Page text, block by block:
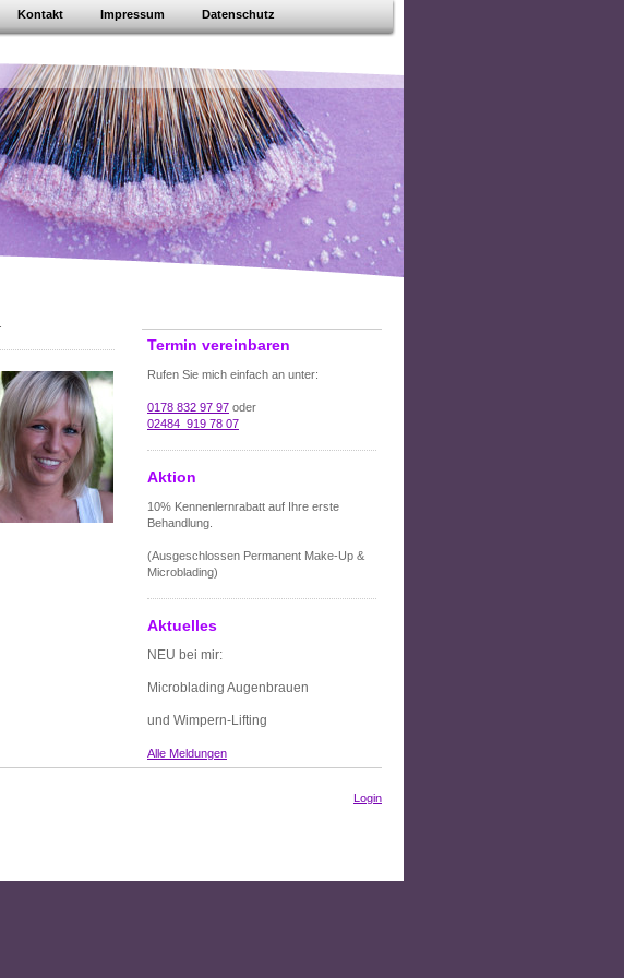
Kontakt Impressum Datenschutz
Termin vereinbaren
Rufen Sie mich einfach an unter:
0178 832 97 97 oder
02484 919 78 07
Aktion
10% Kennenlernrabatt auf Ihre erste
Behandlung.
(Ausgeschlossen Permanent Make-Up &
Microblading)
Aktuelles
NEU bei mir:
Microblading Augenbrauen
und Wimpern-Lifting
Alle Meldungen
Login